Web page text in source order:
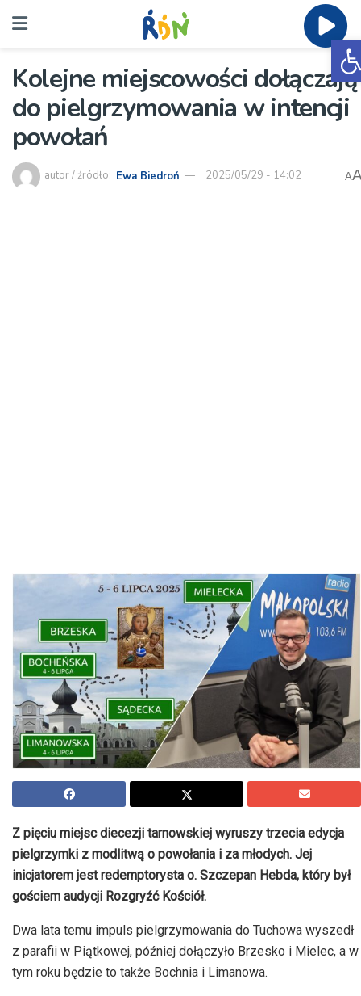
Kolejne miejscowości dołączają
do pielgrzymowania w intencji
powołań
autor / źródło: Ewa Biedroń 2025/05/29 - 14:02 A
Z pięciu miejsc diecezji tarnowskiej wyruszy trzecia edycja
pielgrzymki z modlitwą o powołania i za młodych. Jej
inicjatorem jest redemptorysta o. Szczepan Hebda, który był
gościem audycji Rozgryźć Kościół.
Dwa lata temu impuls pielgrzymowania do Tuchowa wyszedł
z parafii w Piątkowej, później dołączyło Brzesko i Mielec, a w
tym roku będzie to także Bochnia i Limanowa.